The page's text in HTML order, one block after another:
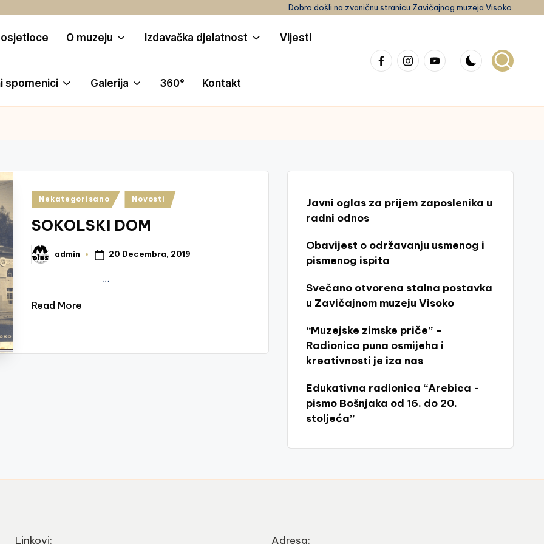
Dobro došli na zvaničnu stranicu Zavičajnog muzeja Visoko.
O muzeju Izdavačka djelatnost Vijesti
spomenici Galerija 360° Kontakt
FacebookInstagram
youtube
Posted
Nekategorisano Novosti
SOKOLSKI DOM
Posted
by
admin 20 Decembra, 2019
…
Read More
Javni oglas za prijem zaposlenika u
radni odnos
Obavijest o održavanju usmenog i
pismenog ispita
Svečano otvorena stalna postavka
u Zavičajnom muzeju Visoko
“Muzejske zimske priče” –
Radionica puna osmijeha i
kreativnosti je iza nas
Edukativna radionica “Arebica -
pismo Bošnjaka od 16. do 20.
stoljeća”
Linkovi: Adresa: